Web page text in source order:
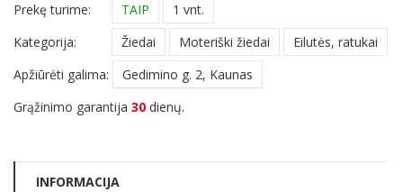
Prekę turime:
TAIP
1 vnt.
Kategorija:
Žiedai Moteriški žiedai
Eilutės, ratukai
Apžiūrėti galima:
Gedimino g. 2, Kaunas
Grąžinimo garantija 30 dienų.
INFORMACIJA